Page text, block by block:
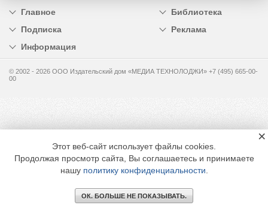
Главное
Библиотека
Подписка
Реклама
Информация
© 2002 - 2026 OOO Издательский дом «МЕДИА ТЕХНОЛОДЖИ» +7 (495) 665-00-
00
Этот веб-сайт использует файлы cookies.
Продолжая просмотр сайта, Вы соглашаетесь и принимаете
нашу политику конфиденциальности
ОК. БОЛЬШЕ НЕ ПОКАЗЫВАТЬ.
×